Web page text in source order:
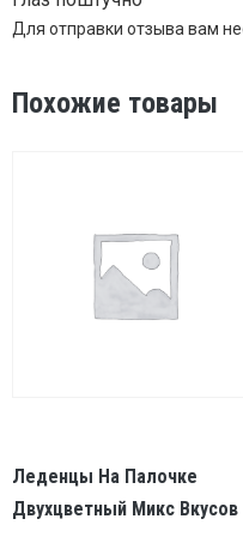
Для отправки отзыва вам
Похожие товары
Леденцы На Палочке
Двухцветный Микс Вкусов